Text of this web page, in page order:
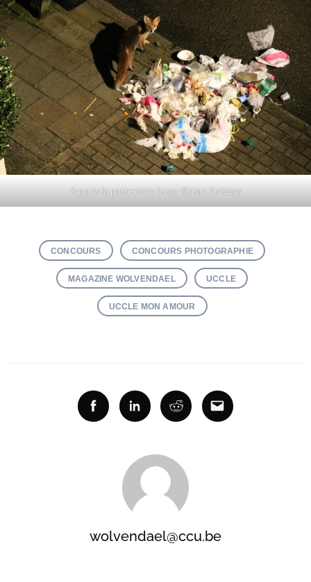
Surpris la patte dans le sac ©Jean Putzeys
CONCOURS CONCOURS PHOTOGRAPHIE
MAGAZINE WOLVENDAEL UCCLE
UCCLE MON AMOUR
FacebookLinkedinRedditEmail
wolvendael@ccu.be